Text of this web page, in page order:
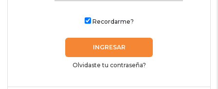
Recordarme?
INGRESAR
Olvidaste tu contraseña?